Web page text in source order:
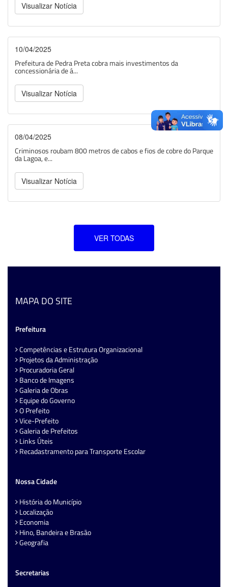
Visualizar Notícia
10/04/2025
Prefeitura de Pedra Preta cobra mais investimentos da
concessionária de á...
Visualizar Notícia
08/04/2025
Criminosos roubam 800 metros de cabos e fios de cobre do Parque
da Lagoa, e...
Visualizar Notícia
VER TODAS
MAPA DO SITE
Prefeitura
Competências e Estrutura Organizacional
Projetos da Administração
Procuradoria Geral
Banco de Imagens
Galeria de Obras
Equipe do Governo
O Prefeito
Vice-Prefeito
Galeria de Prefeitos
Links Úteis
Recadastramento para Transporte Escolar
Nossa Cidade
História do Município
Localização
Economia
Hino, Bandeira e Brasão
Geografia
Secretarias